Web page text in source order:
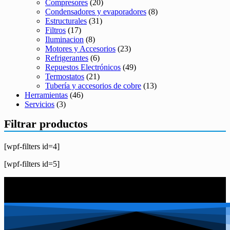
Compresores (20)
Condensadores y evaporadores (8)
Estructurales (31)
Filtros (17)
Iluminacion (8)
Motores y Accesorios (23)
Refrigerantes (6)
Repuestos Electrónicos (49)
Termostatos (21)
Tubería y accesorios de cobre (13)
Herramientas (46)
Servicios (3)
Filtrar productos
[wpf-filters id=4]
[wpf-filters id=5]